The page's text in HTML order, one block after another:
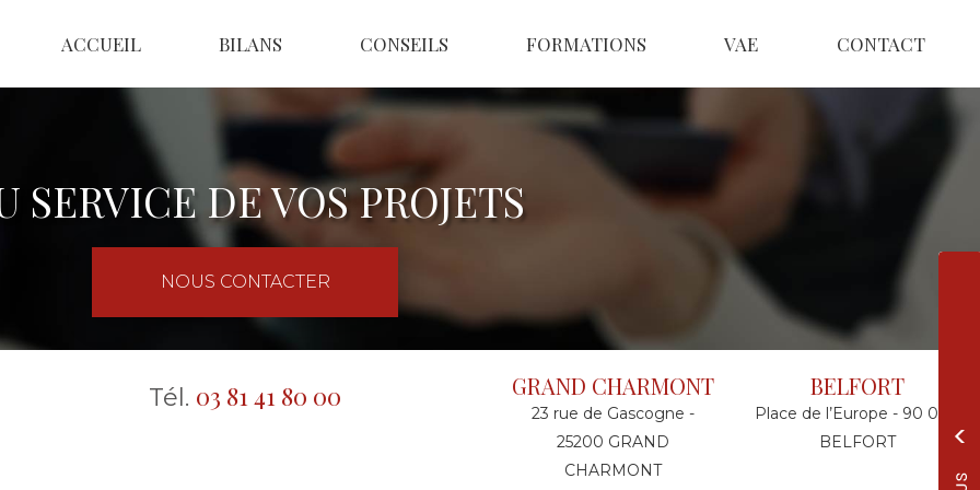
ACCUEIL BILANS CONSEILS FORMATIONS VAE CONTACT
SERVICE DE VOS PROJETS
NOUS CONTACTER
Tél. 03 81 41 80 00 GRAND CHARMONT
23 rue de Gascogne -
25200 GRAND
CHARMONT
BELFORT
Place de l’Europe - 90 000
BELFORT